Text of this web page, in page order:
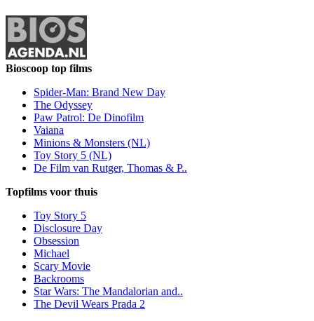
Bioscoop top films
Spider-Man: Brand New Day
The Odyssey
Paw Patrol: De Dinofilm
Vaiana
Minions & Monsters (NL)
Toy Story 5 (NL)
De Film van Rutger, Thomas & P..
Topfilms voor thuis
Toy Story 5
Disclosure Day
Obsession
Michael
Scary Movie
Backrooms
Star Wars: The Mandalorian and..
The Devil Wears Prada 2